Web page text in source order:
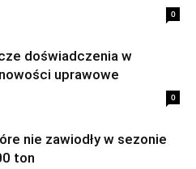
0
doświadczenia w
uprawowe
0
nie zawiodły w sezonie
ton